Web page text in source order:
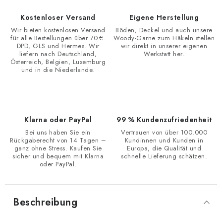
Kostenloser Versand
Wir bieten kostenlosen Versand
für alle Bestellungen über 70 €.
DPD, GLS und Hermes. Wir
liefern nach Deutschland,
Österreich, Belgien, Luxemburg
und in die Niederlande.
Eigene Herstellung
Böden, Deckel und auch unsere
Woody-Garne zum Häkeln stellen
wir direkt in unserer eigenen
Werkstatt her.
Klarna oder PayPal
Bei uns haben Sie ein
Rückgaberecht von 14 Tagen –
ganz ohne Stress. Kaufen Sie
sicher und bequem mit Klarna
oder PayPal.
99 % Kundenzufriedenheit
Vertrauen von über 100.000
Kundinnen und Kunden in
Europa, die Qualität und
schnelle Lieferung schätzen.
Beschreibung